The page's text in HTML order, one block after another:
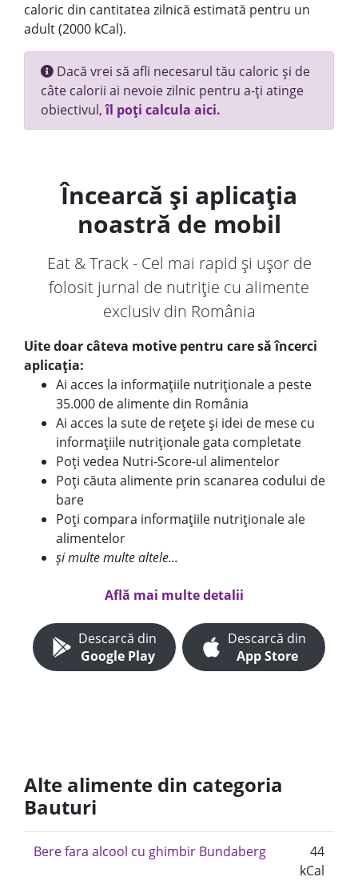
caloric din cantitatea zilnică estimată pentru un
adult (2000 kCal).
Dacă vrei să afli necesarul tău caloric și de
câte calorii ai nevoie zilnic pentru a-ți atinge
obiectivul,îl poți calcula aici.
Încearcă și aplicația
noastră de mobil
Eat & Track - Cel mai rapid și ușor de
folosit jurnal de nutriție cu alimente
exclusiv din România
Uite doar câteva motive pentru care să încerci
aplicația:
Ai acces la informațiile nutriționale a peste
35.000 de alimente din România
Ai acces la sute de rețete și idei de mese cu
informațiile nutriționale gata completate
Poți vedea Nutri-Score-ul alimentelor
Poți căuta alimente prin scanarea codului de
bare
Poți compara informațiile nutriționale ale
alimentelor
și multe multe altele...
Află mai multe detalii
Descarcă din
Google Play
Descarcă din
App Store
Alte alimente din categoria
Bauturi
Bere fara alcool cu ghimbir Bundaberg
44
kCal